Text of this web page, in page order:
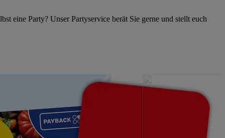
eine Party? Unser Partyservice berät Sie gerne und stellt euch